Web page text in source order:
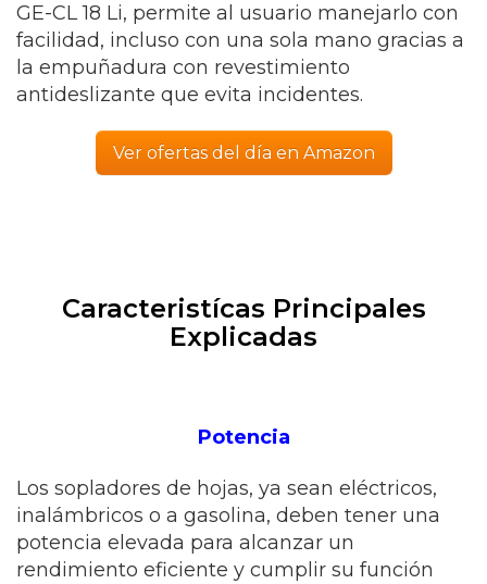
GE-CL 18 Li, permite al usuario manejarlo con
facilidad, incluso con una sola mano gracias a
la empuñadura con revestimiento
antideslizante que evita incidentes.
Ver ofertas del día en Amazon
Caracteristícas Principales
Explicadas
Potencia
Los sopladores de hojas, ya sean eléctricos,
inalámbricos o a gasolina, deben tener una
potencia elevada para alcanzar un
rendimiento eficiente y cumplir su función